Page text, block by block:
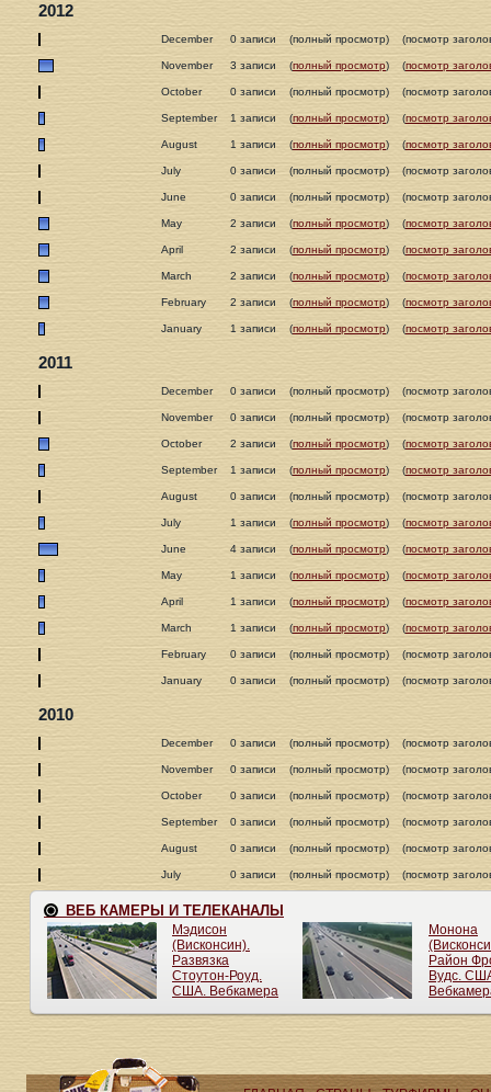
2012
December 0 записи (полный просмотр) (посмотр
November 3 записи (полный просмотр) (посмотр
October 0 записи (полный просмотр) (посмотр
September 1 записи (полный просмотр) (посмотр
August 1 записи (полный просмотр) (посмотр
July 0 записи (полный просмотр) (посмотр
June 0 записи (полный просмотр) (посмотр
May 2 записи (полный просмотр) (посмотр
April 2 записи (полный просмотр) (посмотр
March 2 записи (полный просмотр) (посмотр
February 2 записи (полный просмотр) (посмотр
January 1 записи (полный просмотр) (посмотр
2011
December 0 записи (полный просмотр) (посмотр
November 0 записи (полный просмотр) (посмотр
October 2 записи (полный просмотр) (посмотр
September 1 записи (полный просмотр) (посмотр
August 0 записи (полный просмотр) (посмотр
July 1 записи (полный просмотр) (посмотр
June 4 записи (полный просмотр) (посмотр
May 1 записи (полный просмотр) (посмотр
April 1 записи (полный просмотр) (посмотр
March 1 записи (полный просмотр) (посмотр
February 0 записи (полный просмотр) (посмотр
January 0 записи (полный просмотр) (посмотр
2010
December 0 записи (полный просмотр) (посмотр
November 0 записи (полный просмотр) (посмотр
October 0 записи (полный просмотр) (посмотр
September 0 записи (полный просмотр) (посмотр
August 0 записи (полный просмотр) (посмотр
July 0 записи (полный просмотр) (посмотр